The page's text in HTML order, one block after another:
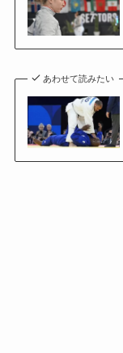
あわせて読みたい